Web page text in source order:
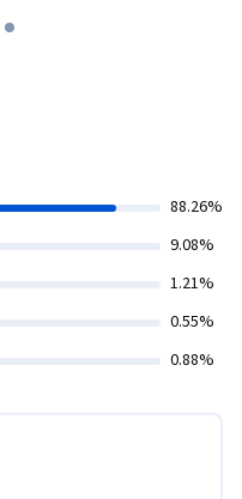
88.26%
9.08%
1.21%
0.55%
0.88%